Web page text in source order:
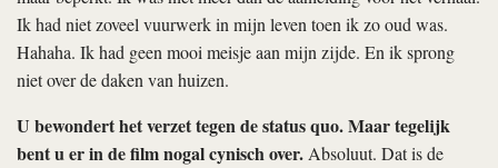
Ik had niet zoveel vuurwerk in mijn leven toen ik zo oud was.
Hahaha. Ik had geen mooi meisje aan mijn zijde. En ik sprong
niet over de daken van huizen.
U bewondert het verzet tegen de status quo. Maar tegelijk
bent u er in de film nogal cynisch over.Absoluut. Dat is de